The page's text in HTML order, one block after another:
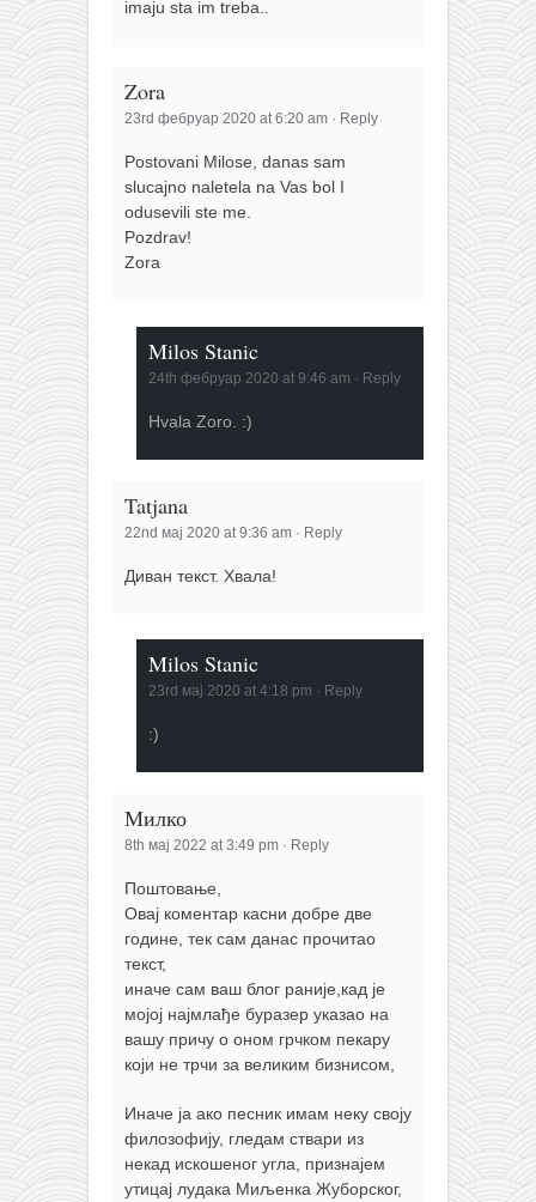
imaju sta im treba..
Zora
23rd фебруар 2020 at 6:20 am · Reply
Postovani Milose, danas sam
slucajno naletela na Vas bol I
odusevili ste me.
Pozdrav!
Zora
Milos Stanic
24th фебруар 2020 at 9:46 am · Reply
Hvala Zoro. :)
Tatjana
22nd мај 2020 at 9:36 am · Reply
Диван текст. Хвала!
Milos Stanic
23rd мај 2020 at 4:18 pm · Reply
:)
Милко
8th мај 2022 at 3:49 pm · Reply
Поштовање,
Овај коментар касни добре две
године, тек сам данас прочитао
текст,
иначе сам ваш блог раније,кад је
мојој најмлађе буразер указао на
вашу причу о оном грчком пекару
који не трчи за великим бизнисом,
Иначе ја ако песник имам неку своју
филозофију, гледам ствари из
некад искошеног угла, признајем
утицај лудака Миљенка Жуборског,